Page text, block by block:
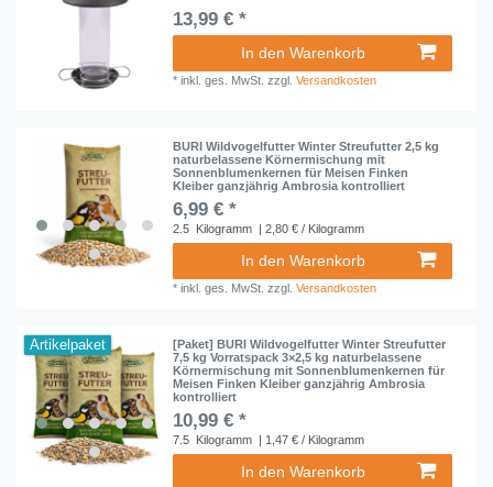
13,99 € *
In den Warenkorb
*inkl. ges. MwSt. zzgl.Versandkosten
BURI Wildvogelfutter Winter Streufutter 2,5 kg
naturbelassene Körnermischung mit
Sonnenblumenkernen für Meisen Finken
Kleiber ganzjährig Ambrosia kontrolliert
6,99 € *
2.5 Kilogramm | 2,80 € / Kilogramm
In den Warenkorb
*inkl. ges. MwSt. zzgl.Versandkosten
Artikelpaket
[Paket] BURI Wildvogelfutter Winter Streufutter
7,5 kg Vorratspack 3×2,5 kg naturbelassene
Körnermischung mit Sonnenblumenkernen für
Meisen Finken Kleiber ganzjährig Ambrosia
kontrolliert
10,99 € *
7.5 Kilogramm | 1,47 € / Kilogramm
In den Warenkorb